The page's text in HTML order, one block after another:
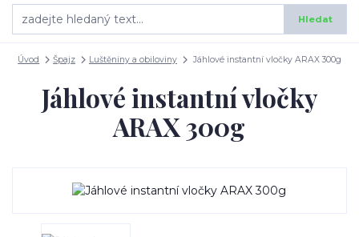
Hledat
Úvod Špajz Luštěniny a obiloviny Jáhlové instantní vločky ARAX 300g
Jáhlové instantní vločky
ARAX 300g